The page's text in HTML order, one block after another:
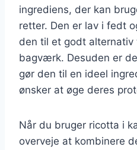
ingrediens, der kan
retter. Den er lav i fedt
den til et godt
bagværk. Desuden er
gør den til en ideel
ønsker at øge deres
Når du bruger ricotta i
overveje at kombinere